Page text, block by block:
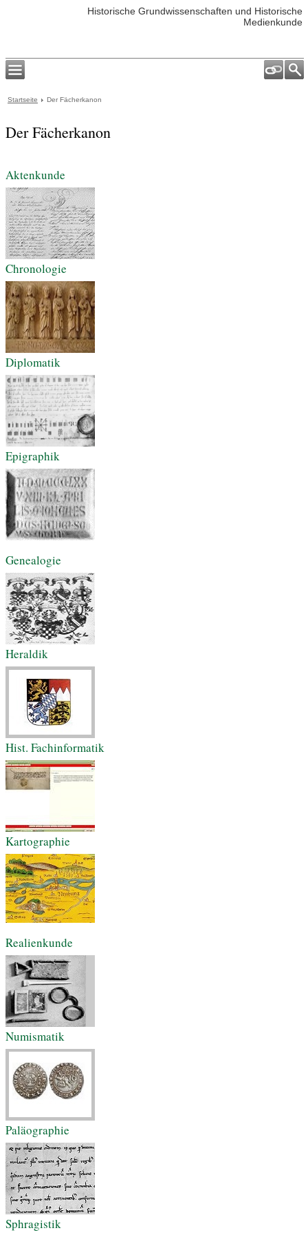
Historische Grundwissenschaften und Historische
Medienkunde
Startseite Der Fächerkanon
Der Fächerkanon
Aktenkunde
Chronologie
Diplomatik
Epigraphik
Genealogie
Heraldik
Hist. Fachinformatik
Kartographie
Realienkunde
Numismatik
Paläographie
Sphragistik